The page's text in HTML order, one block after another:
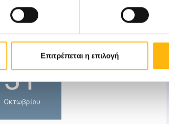
Επιτρέπεται η επιλογή
31
Οκτωβρίου